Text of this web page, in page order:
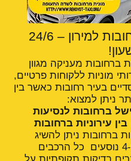
מונית מרחובות למירון – 24/6
ברחובות מעניקה מגוון
מוניות ללקוחות פרטיים,
בעיר רחובות כאשר בין
ניתן למצוא:
ברחובות לנסיעות
בין עירוניות ברחובות
ברחובות ניתן להשיג
מוניות עד 4-6 נוסעים כל הרכבים